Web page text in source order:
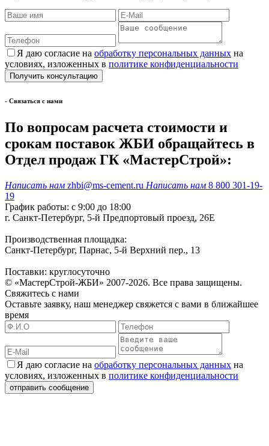
Я даю согласие на обработку персональных данных на
условиях, изложенных в политике конфиденциальности
- Cвязаться с нами
По вопросам расчета стоимости и
срокам поставок ЖБИ обращайтесь в
Отдел продаж ГК «МастерСтрой»:
Написать нам zhbi@ms-cement.ru Написать нам 8 800 301-19-
19
График работы: с 9:00 до 18:00
г. Санкт-Петербург, 5-й Предпортовый проезд, 26Е
Производственная площадка:
Санкт-Петербург, Парнас, 5-й Верхний пер., 13
Поставки: круглосуточно
© «МастерСтрой-ЖБИ» 2007-2026. Все права защищены.
Свяжитесь с нами
Оставьте заявку, наш менеджер свяжется с вами в ближайшее
время
Я даю согласие на обработку персональных данных на
условиях, изложенных в политике конфиденциальности